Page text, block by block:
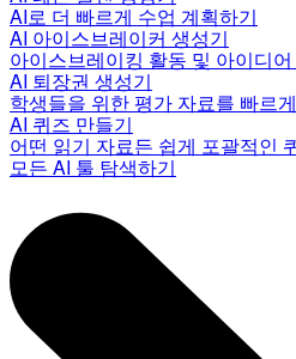
AI로 더 빠르게 수업 계획하기
AI 아이스브레이커 생성기
아이스브레이킹 활동 및 아이디어
AI 퇴장권 생성기
학생들을 위한 평가 자료를 빠르
AI 퀴즈 만들기
어떤 읽기 자료든 쉽게 포괄적인
모든 AI 툴 탐색하기